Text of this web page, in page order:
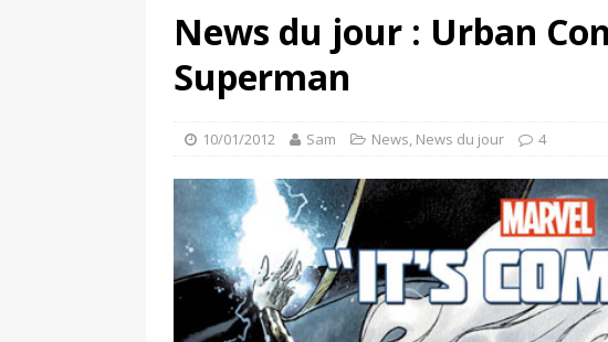
News du jour : Urban
Superman
10/01/2012 Sam News, News du jour 4